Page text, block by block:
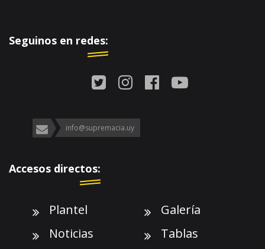
Seguinos en redes:
info@supremacia.uy
Accesos directos:
Plantel
Galería
Noticias
Tablas